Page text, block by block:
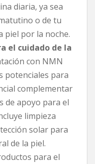
diaria, ya sea
o de tu
piel por la noche.
el cuidado de la
con NMN
potenciales para
complementar
de apoyo para el
limpieza
solar para
de la piel.
para el